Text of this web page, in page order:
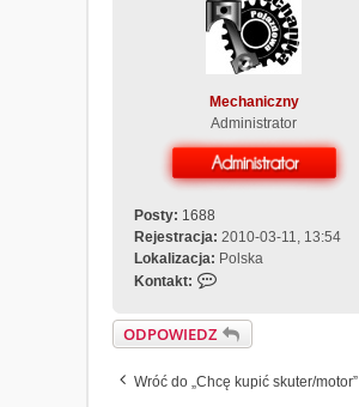
Mechaniczny
Administrator
Posty: 1688
Rejestracja: 2010-03-11, 13:54
Lokalizacja: Polska
Kontakt:
o
n
a
ODPOWIEDZ
Wróć do „Chcę kupić skuter/motor”